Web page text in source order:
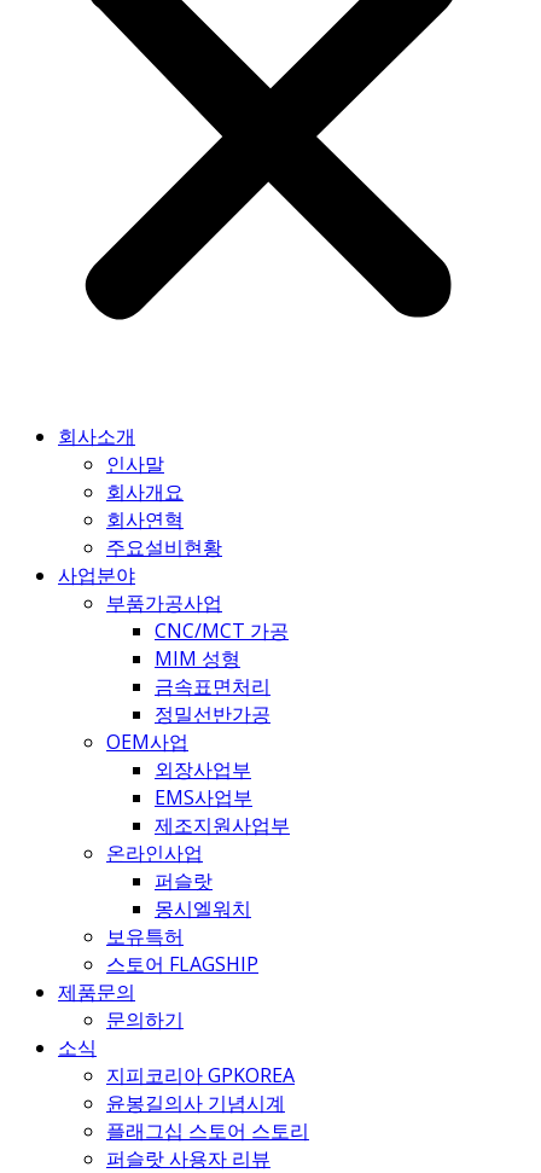
회사소개
인사말
회사개요
회사연혁
주요설비현황
사업분야
부품가공사업
CNC/MCT 가공
MIM 성형
금속표면처리
정밀선반가공
OEM사업
외장사업부
EMS사업부
제조지원사업부
온라인사업
퍼슬랏
몽시엘워치
보유특허
스토어 FLAGSHIP
제품문의
문의하기
소식
지피코리아 GPKOREA
윤봉길의사 기념시계
플래그십 스토어 스토리
퍼슬랏 사용자 리뷰